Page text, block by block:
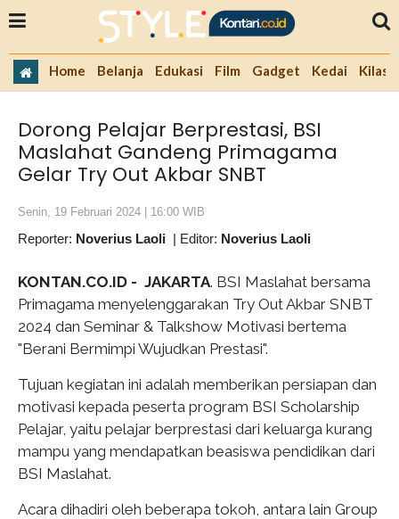
Home Belanja Edukasi Film Gadget Kedai Kilas
Dorong Pelajar Berprestasi, BSI
Maslahat Gandeng Primagama
Gelar Try Out Akbar SNBT
Senin, 19 Februari 2024 | 16:00 WIB
Reporter: Noverius Laoli | Editor: Noverius Laoli
KONTAN.CO.ID - JAKARTA. BSI Maslahat bersama
Primagama menyelenggarakan Try Out Akbar SNBT
2024 dan Seminar & Talkshow Motivasi bertema
"Berani Bermimpi Wujudkan Prestasi".
Tujuan kegiatan ini adalah memberikan persiapan dan
motivasi kepada peserta program BSI Scholarship
Pelajar, yaitu pelajar berprestasi dari keluarga kurang
mampu yang mendapatkan beasiswa pendidikan dari
BSI Maslahat.
Acara dihadiri oleh beberapa tokoh, antara lain Group